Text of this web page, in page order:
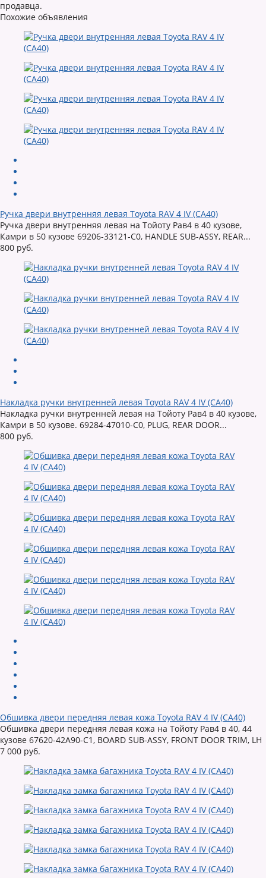
продавца.
Похожие объявления
Ручка двери внутренняя левая Toyota RAV 4 IV (CA40)
Ручка двери внутренняя левая на Тойоту Рав4 в 40 кузове,
Камри в 50 кузове 69206-33121-C0, HANDLE SUB-ASSY, REAR...
800 руб.
Накладка ручки внутренней левая Toyota RAV 4 IV (CA40)
Накладка ручки внутренней левая на Тойоту Рав4 в 40 кузове,
Камри в 50 кузове. 69284-47010-C0, PLUG, REAR DOOR...
800 руб.
Обшивка двери передняя левая кожа Toyota RAV 4 IV (CA40)
Обшивка двери передняя левая кожа на Тойоту Рав4 в 40, 44
кузове 67620-42A90-C1, BOARD SUB-ASSY, FRONT DOOR TRIM, LH
7 000 руб.